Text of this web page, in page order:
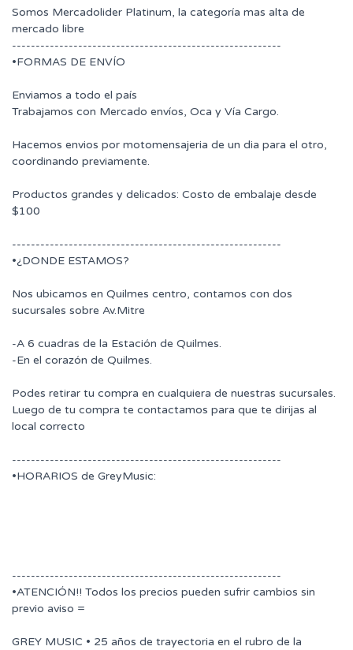
Somos Mercadolider Platinum, la categoría mas alta de
mercado libre
---------------------------------------------------------
•FORMAS DE ENVÍO
Enviamos a todo el país
Trabajamos con Mercado envíos, Oca y Vía Cargo.
Hacemos envios por motomensajeria de un dia para el otro,
coordinando previamente.
Productos grandes y delicados: Costo de embalaje desde
$100
---------------------------------------------------------
•¿DONDE ESTAMOS?
Nos ubicamos en Quilmes centro, contamos con dos
sucursales sobre Av.Mitre
-A 6 cuadras de la Estación de Quilmes.
-En el corazón de Quilmes.
Podes retirar tu compra en cualquiera de nuestras sucursales.
Luego de tu compra te contactamos para que te dirijas al
local correcto
---------------------------------------------------------
•HORARIOS de GreyMusic:
---------------------------------------------------------
•ATENCIÓN!! Todos los precios pueden sufrir cambios sin
previo aviso =
GREY MUSIC • 25 años de trayectoria en el rubro de la